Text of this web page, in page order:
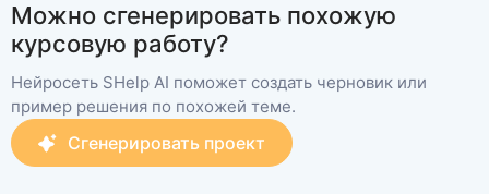
Золушка
В комментарии
указывайте возможные
СРОКИ и СТОИМОСТЬ.
Все вопросы по заказу
дублируйте в личку,
уведомления о
Можно сгенерировать похожую
курсовую работу?
Нейросеть SHelp AI поможет создать черновик или
пример решения по похожей теме.
Сгенерировать проект